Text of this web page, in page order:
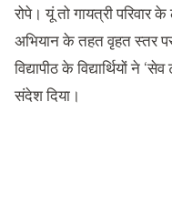
रोपे। यूं तो गायत्री परिवार
अभियान के तहत वृहत स्तर पर
विद्यापीठ के विद्यार्थियों ने
संदेश दिया।